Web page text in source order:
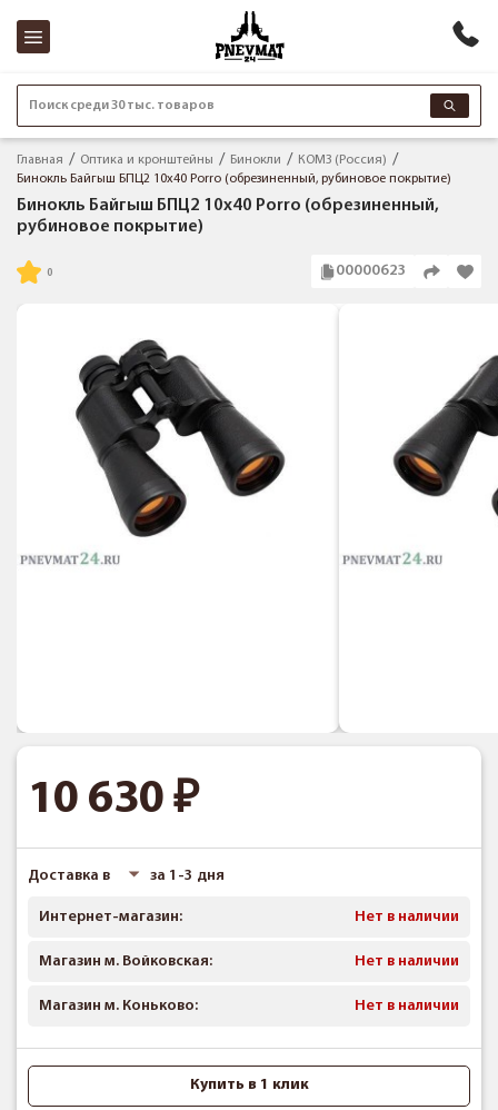
Поиск среди 30 тыс. товаров
Главная Оптика и кронштейны Бинокли
КОМЗ (Россия)
Бинокль Байгыш БПЦ2 10x40 Porro (обрезиненный, рубиновое покрытие)
Бинокль Байгыш БПЦ2 10x40 Porro (обрезиненный,
рубиновое покрытие)
00000623
10 630
Доставка в за 1-3 дня
Интернет-магазин: Нет в наличии
Магазин м. Войковская: Нет в наличии
Магазин м. Коньково: Нет в наличии
Купить в 1 клик